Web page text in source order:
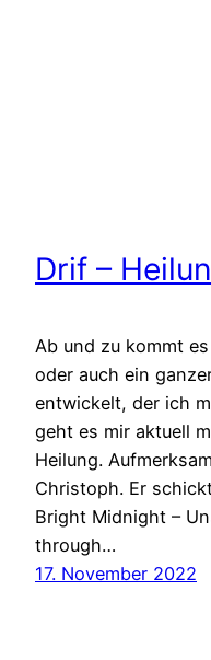
Drif –
Ab und zu kommt
oder auch ein
entwickelt, der ich
geht es mir aktuell
Heilung.
Christoph. Er
Bright Midnight –
through…
17. November 2022